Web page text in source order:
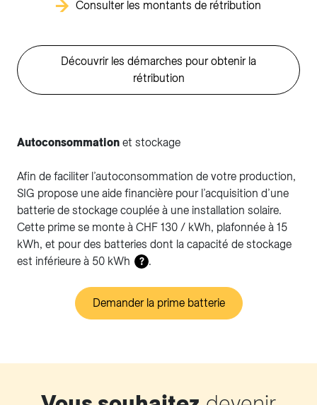
Consulter les montants de rétribution
Découvrir les démarches pour obtenir la
rétribution
Autoconsommation et stockage
Afin de faciliter l’autoconsommation de votre production,
SIG propose une aide financière pour l’acquisition d’une
batterie de stockage couplée à une installation solaire.
Cette prime se monte à CHF 130 / kWh, plafonnée à 15
kWh, et pour des batteries dont la capacité de stockage
est inférieure à 50 kWh
? .
Demander la prime batterie